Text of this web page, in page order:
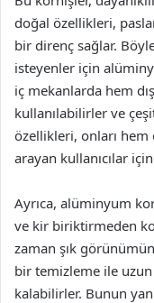
doğal özellikleri,
bir direnç sağlar.
isteyenler için
iç mekanlarda hem
kullanılabilirler ve
özellikleri, onları
arayan kullanıcılar
Ayrıca, alüminyum
ve kir biriktirmeden
zaman şık
bir temizleme ile
kalabilirler. Bunun